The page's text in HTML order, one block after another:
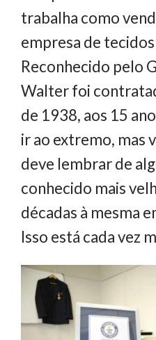
trabalha como
empresa de
Reconhecido pelo
Walter foi
de 1938, aos 15
ir ao extremo, mas
deve lembrar de
conhecido mais
décadas à mesma
Isso está cada vez